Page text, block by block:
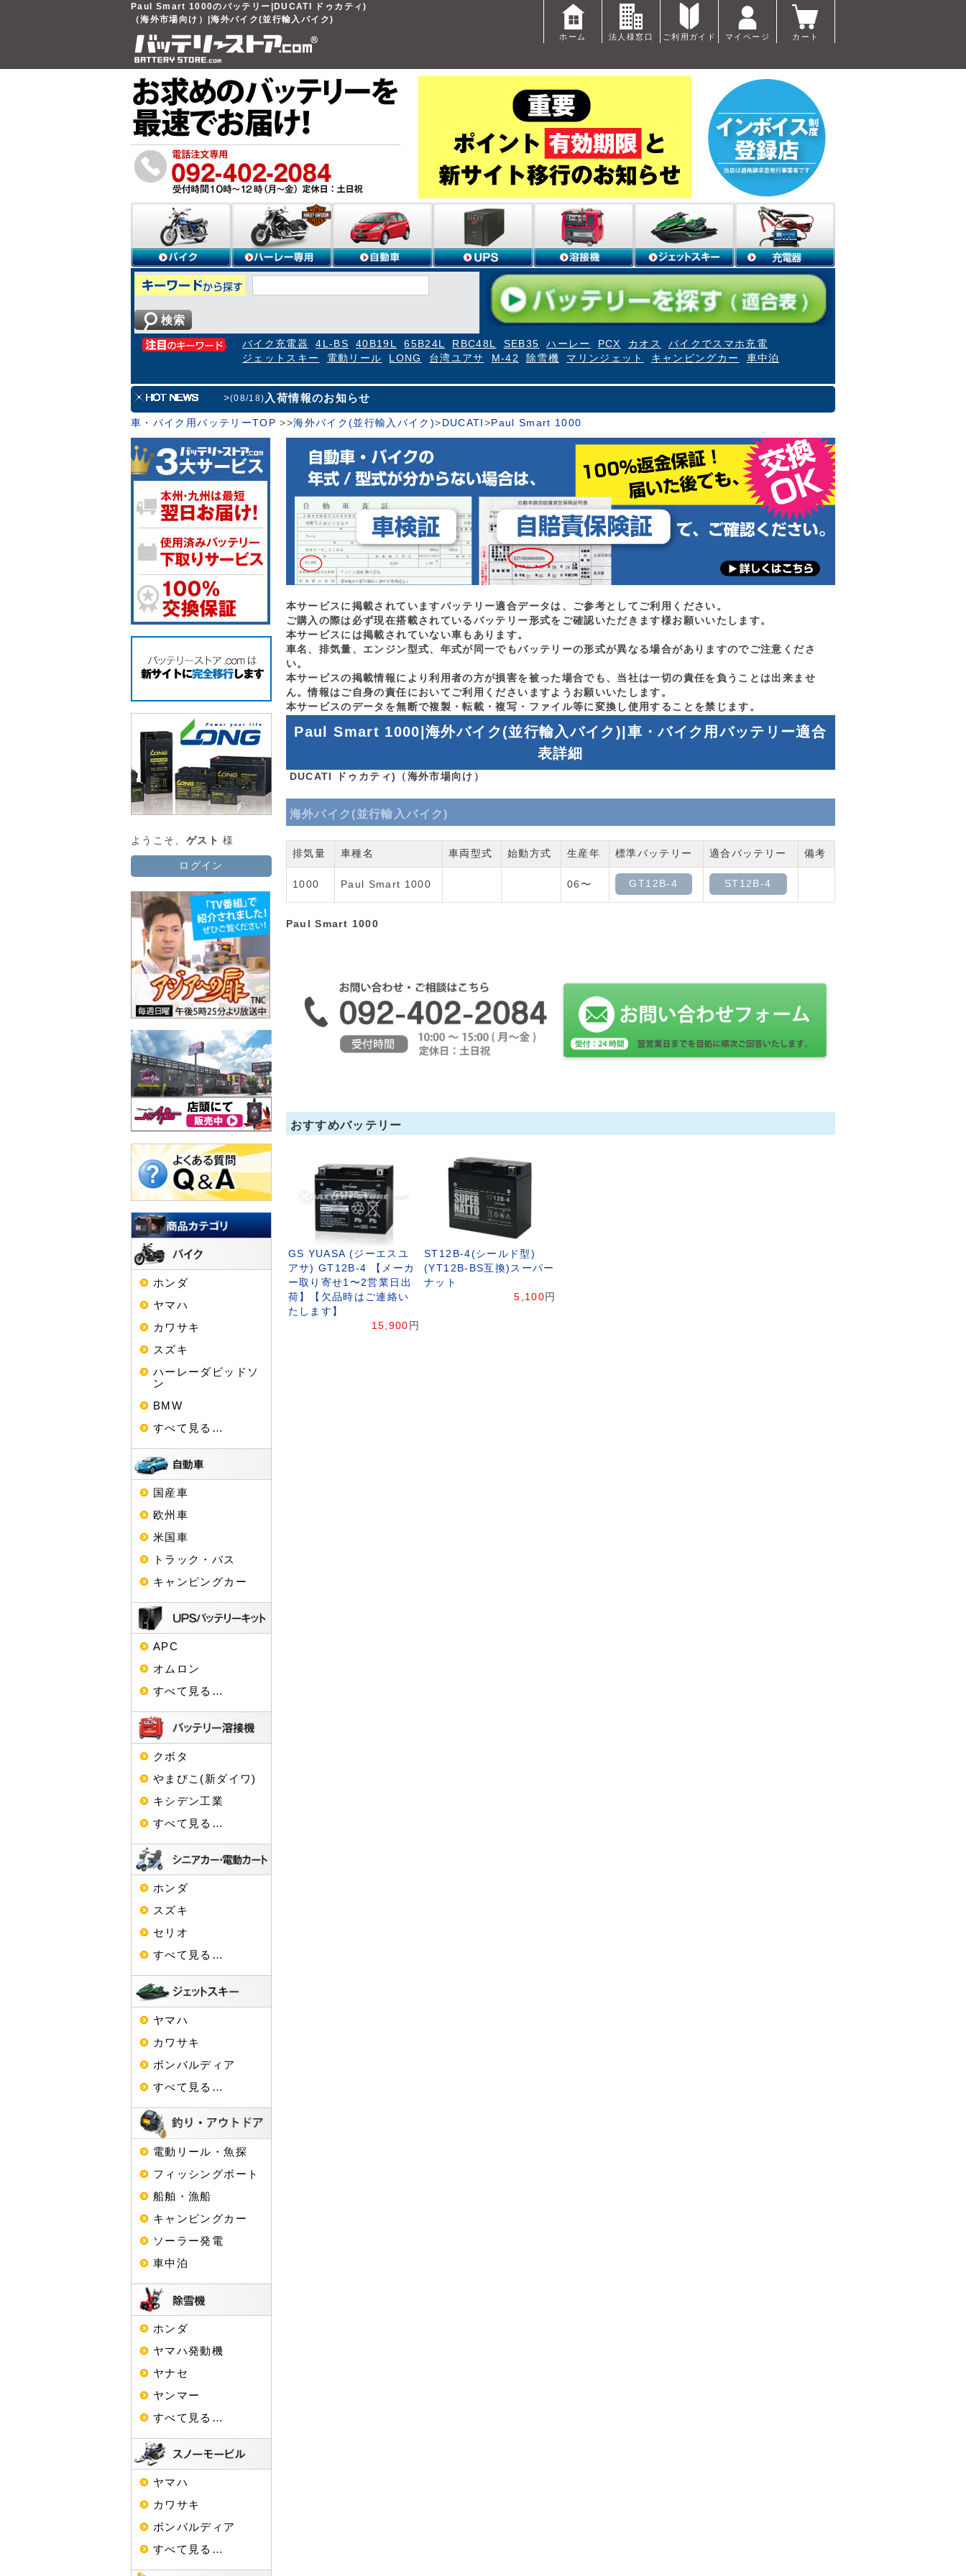
Paul Smart 1000のバッテリー|DUCATI ドゥカティ)
（海外市場向け）|海外バイク(並行輸入バイク)
ホーム 法人様窓口 ご利用ガイド マイページ カート
検索
バイク充電器 4L-BS 40B19L 65B24L RBC48L SEB35 ハーレー PCX カオス
バイクでスマホ充電
ジェットスキー
電動リール LONG 台湾ユアサ M-42 除雪機 マリンジェット キャンピングカー 車中泊
>(08/18) 入荷情報のお知らせ
車・バイク用バッテリーTOP >>海外バイク(並行輸入バイク)> DUCATI > Paul Smart 1000
本サービスに掲載されていますバッテリー適合データは、ご参考としてご利用ください。
ご購入の際は必ず現在搭載されているバッテリー形式をご確認いただきます様お願いいたします。
本サービスには掲載されていない車もあります。
車名、排気量、エンジン型式、年式が同一でもバッテリーの形式が異なる場合がありますのでご注意くださ
い。
本サービスの掲載情報により利用者の方が損害を被った場合でも、当社は一切の責任を負うことは出来ませ
ん。情報はご自身の責任においてご利用くださいますようお願いいたします。
本サービスのデータを無断で複製・転載・複写・ファイル等に変換し使用することを禁じます。
Paul Smart 1000|海外バイク(並行輸入バイク)|車・バイク用バッテリー適合
表詳細
DUCATI ドゥカティ)（海外市場向け）
海外バイク(並行輸入バイク)
排気量 車種名 車両型式 始動方式 生産年 標準バッテリー 適合バッテリー 備考
1000 Paul Smart 1000 06〜 GT12B-4 ST12B-4
Paul Smart 1000
おすすめバッテリー
GS YUASA (ジーエスユ
アサ) GT12B-4 【メーカ
ー取り寄せ1〜2営業日出
荷】【欠品時はご連絡い
たします】
15,900 円
ST12B-4(シールド型)
(YT12B-BS互換)スーパー
ナット
5,100円
ようこそ、 ゲスト 様
ログイン
ホンダ
ヤマハ
カワサキ
スズキ
ハーレーダビッドソ
ン
BMW
すべて見る…
国産車
欧州車
米国車
トラック・バス
キャンピングカー
APC
オムロン
すべて見る…
クボタ
やまびこ(新ダイワ)
キシデン工業
すべて見る…
ホンダ
スズキ
セリオ
すべて見る…
ヤマハ
カワサキ
ボンバルディア
すべて見る…
電動リール・魚探
フィッシングボート
船舶・漁船
キャンピングカー
ソーラー発電
車中泊
ホンダ
ヤマハ発動機
ヤナセ
ヤンマー
すべて見る…
ヤマハ
カワサキ
ボンバルディア
すべて見る…